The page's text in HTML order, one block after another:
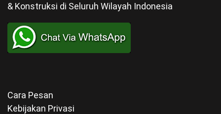
& Konstruksi di Seluruh Wilayah Indonesia
Cara Pesan
Kebijakan Privasi